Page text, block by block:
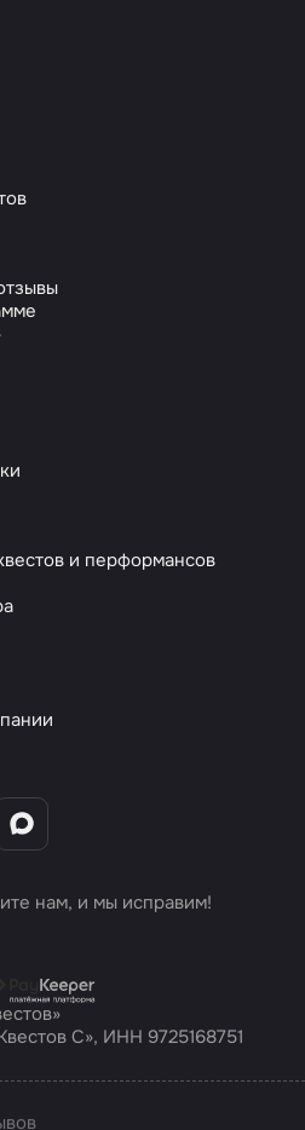
и перформансов
нам, и мы исправим!
С», ИНН 9725168751